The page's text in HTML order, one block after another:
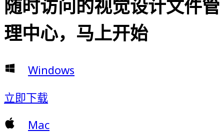
随时访问的视觉设计文件管
理中心，马上开始
Windows
立即下载
Mac